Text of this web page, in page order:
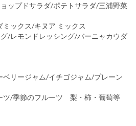
ップドサラダ/ポテトサラダ/三浦野菜
ックス/キヌア ミックス
/レモンドレッシング/バーニャカウダ
リージャム/イチゴジャム/プレーン
ツ/季節のフルーツ 梨・柿・葡萄等